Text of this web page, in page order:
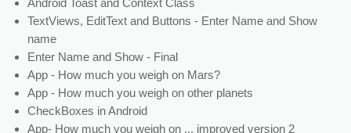
Android Toast and Context Class
TextViews, EditText and Buttons - Enter Name and Show
name
Enter Name and Show - Final
App - How much you weigh on Mars?
App - How much you weigh on other planets
CheckBoxes in Android
App- How much you weigh on ... improved version 2